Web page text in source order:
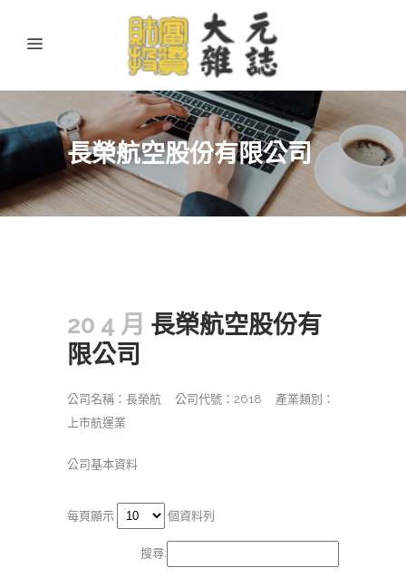
長榮航空股份有限公司
20 4 月 長榮航空股份有
限公司
公司名稱：長榮航 公司代號：2618 產業類別：
上市航運業
公司基本資料
每頁顯示 個資料列
搜尋: